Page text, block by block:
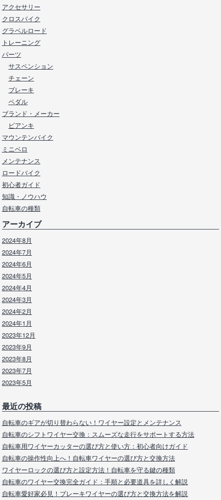
アクセサリー
クロスバイク
グラベルロード
トレーニング
パーツ
サスペンション
チェーン
ブレーキ
ペダル
ブランド・メーカー
ビアンキ
マウンテンバイク
ミニベロ
メンテナンス
ロードバイク
初心者ガイド
知識・ノウハウ
自転車の種類
アーカイブ
2024年8月
2024年7月
2024年6月
2024年5月
2024年4月
2024年3月
2024年2月
2024年1月
2023年12月
2023年9月
2023年8月
2023年7月
2023年5月
最近の投稿
自転車のギアが切り替わらない！ワイヤー設定とメンテナンス
自転車のシフトワイヤー交換：スムーズな走行をサポートする方法
自転車用ワイヤーカッターの選び方と使い方：初心者向けガイド
自転車の操作性向上へ！自転車ワイヤーの選び方と交換方法
ワイヤーロックの選び方と設定方法！自転車を守る鍵の種類
自転車のワイヤー交換完全ガイド：手順と必要道具を詳しく解説
自転車愛好家必見！ブレーキワイヤーの選び方と交換方法を解説